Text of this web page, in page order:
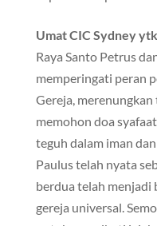
Umat CIC Sydney
Raya Santo Petrus
memperingati peran
Gereja,
memohon doa
teguh dalam iman
Paulus telah nyata
berdua telah menjadi
gereja universal.